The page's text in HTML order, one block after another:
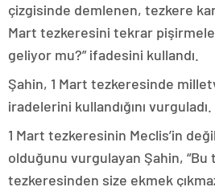
çizgisinde demlenen, tezkere
Mart tezkeresini tekrar
geliyor mu?” ifadesini kullandı.
Şahin, 1 Mart tezkeresinde
iradelerini kullandığını vurguladı.
1 Mart tezkeresinin Meclis’in
olduğunu vurgulayan Şahin, “Bu
tezkeresinden size ekmek